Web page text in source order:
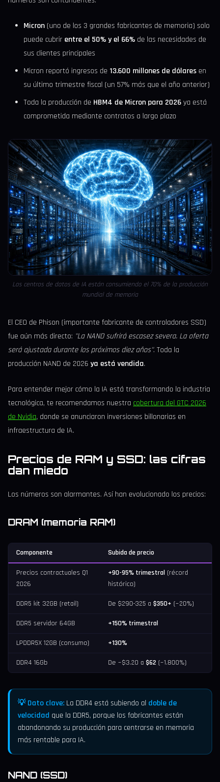
Micron (uno de los 3 grandes fabricantes de memoria) solo
puede cubrir entre el 50% y el 66% de las necesidades de
sus clientes principales
Micron reportó ingresos de 13.600 millones de dólares en
su último trimestre fiscal (un 57% más que el año anterior)
Toda la producción de HBM4 de Micron para 2026ya está
comprometida mediante contratos a largo plazo
Los centros de datos de IA están consumiendo el 70% de la producción
mundial de memoria
El CEO de Phison (importante fabricante de controladores SSD)
fue aún más directo: "La NAND sufrirá escasez severa. La oferta
será ajustada durante los próximos diez años". Toda la
producción NAND de 2026 ya está vendida.
Para entender mejor cómo la IA está transformando la industria
tecnológica, te recomendamos nuestra cobertura del GTC 2026
de Nvidia, donde se anunciaron inversiones billonarias en
infraestructura de IA.
Precios de RAM y SSD: las cifras
dan miedo
Los números son alarmantes. Así han evolucionado los precios:
DRAM (memoria RAM)
Componente Subida de precio
Precios contractuales Q1
2026
+90-95% trimestral (récord
histórico)
DDR5 kit 32GB (retail) De $290-325 a $350+ (~20%)
DDR5 servidor 64GB +150% trimestral
LPDDR5X 12GB (consumo) +130%
DDR4 16Gb De ~$3.20 a $62 (~1.800%)
💡 Dato clave: La DDR4 está subiendo al doble de
velocidad que la DDR5, porque los fabricantes están
abandonando su producción para centrarse en memoria
más rentable para IA.
NAND (SSD)